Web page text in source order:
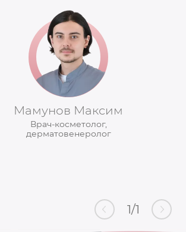
Мамунов Максим
Врач-косметолог,
дерматовенеролог
1/1